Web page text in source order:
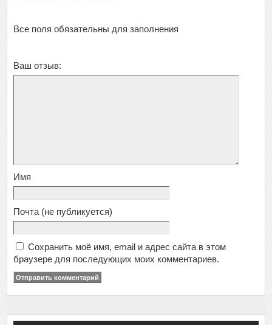
Все поля обязательны для заполнения
Ваш отзыв:
Имя
Почта (не публикуется)
Сохранить моё имя, email и адрес сайта в этом
браузере для последующих моих комментариев.